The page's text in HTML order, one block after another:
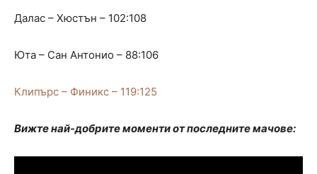
Далас – Хюстън – 102:108
Юта – Сан Антонио – 88:106
Клипърс – Финикс – 119:125
Вижте най-добрите моменти от последните мачове: